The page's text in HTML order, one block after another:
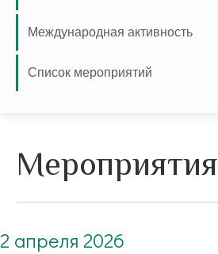
Международная активность
Список мероприятий
Мероприятия
2 апреля 2026